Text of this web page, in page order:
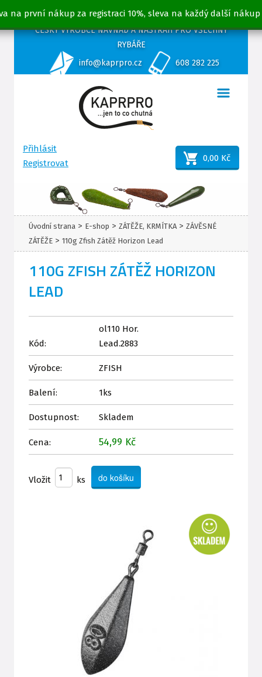
na první nákup za registraci 10%, sleva na každý další nákup
ČESKÝ VÝROBCE NÁVNAD A NÁSTRAH PRO VŠECHNY
RYBÁŘE
info@kaprpro.cz
608 282 225
Přihlásit
Registrovat
0,00 Kč
Úvodní strana > E-shop > ZÁTĚŽE, KRMÍTKA > ZÁVĚSNÉ
ZÁTĚŽE > 110g Zfish Zátěž Horizon Lead
110G ZFISH ZÁTĚŽ HORIZON
LEAD
Kód:
ol110 Hor.
Lead.2883
Výrobce: ZFISH
Balení: 1ks
Dostupnost: Skladem
Cena: 54,99 Kč
Vložit ks